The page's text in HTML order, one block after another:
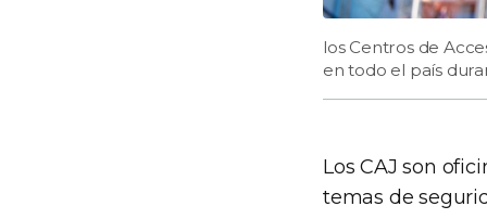
los Centros de
en todo el país
Los CAJ son
temas de